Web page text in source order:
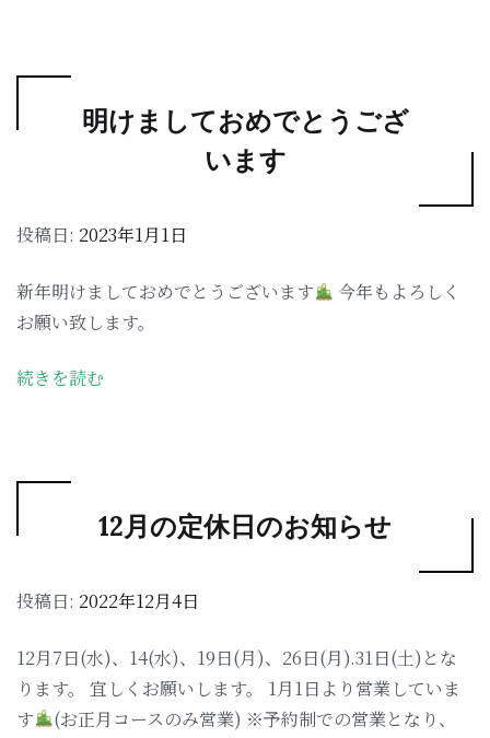
明けましておめでとうござ
います
投稿日: 2023年1月1日
新年明けましておめでとうございます
今年もよろしく
お願い致します。
続きを読む
12月の定休日のお知らせ
投稿日: 2022年12月4日
12月7日(水)、14(水)、19日(月)、26日(月).31日(土)とな
ります。 宜しくお願いします。 1月1日より営業していま
す
(お正月コースのみ営業) ※予約制での営業となり、